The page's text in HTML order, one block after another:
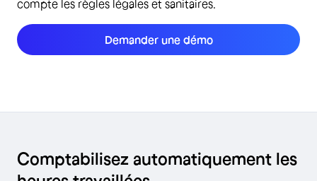
compte les règles légales et sanitaires.
Demander une démo
Comptabilisez automatiquement les